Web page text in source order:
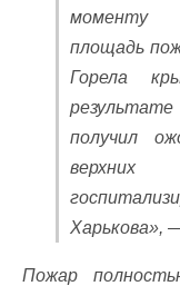
моменту
площадь
Горела
получил
Харькова»,
Пожар